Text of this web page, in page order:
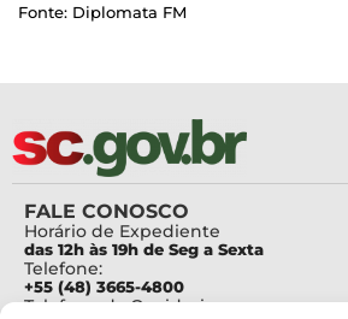
Fonte: Diplomata FM
FALE CONOSCO
Horário de Expediente
das 12h às 19h de Seg a Sexta
Telefone:
+55 (48) 3665-4800
Telefone da Ouvidoria